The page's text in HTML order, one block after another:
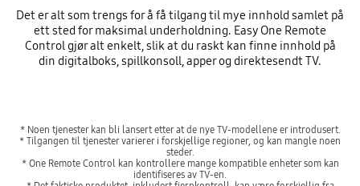
Det er alt som trengs for å få tilgang til mye innhold samlet på
ett sted for maksimal underholdning. Easy One Remote
Control gjør alt enkelt, slik at du raskt kan finne innhold på
din digitalboks, spillkonsoll, apper og direktesendt TV.
* Noen tjenester kan bli lansert etter at de nye TV-modellene er introdusert.
* Tilgangen til tjenester varierer i forskjellige regioner, og kan mangle noen
steder.
* One Remote Control kan kontrollere mange kompatible enheter som kan
identifiseres av TV-en.